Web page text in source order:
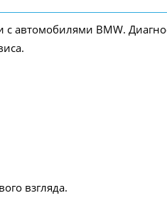
автомобилями BMW.
взгляда.